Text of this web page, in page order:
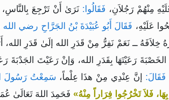
مِنْهُمْ رَجُلاَنِ، فَقَالُوا: نَرَىٰ أَنْ تَرْجِعَ بِالنَّاسِ،
عَلَيْهِ، فَقَالَ أَبُو عُبَيْدَةَ بْنُ الجَرَّاحِ رضي الله
خِلاَفَهُ ــ نَعَمْ نَفِرُّ مِنْ قَدَرِ الله إلَىٰ قَدَرِ
رَعَيْتَهَا بِقَدَرِ الله، وَإنْ رَعَيْتَ الجَدْبَةَ
فَقَالَ: إنَّ عِنْدِي مِنْ هذَا عِلْماً، سَمِعْتُ رَسُولَ
فَلاَ تَخْرُجُوا فِرَاراً مِنْهُ» فَحَمِدَ اللهَ تَعَالَىٰ